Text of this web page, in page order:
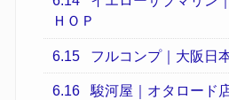
ＨＯＰ
6.15 フルコンプ｜大阪日
6.16 駿河屋｜オタロード